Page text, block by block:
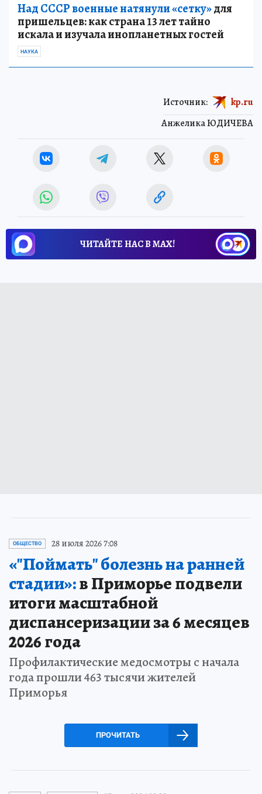
Над СССР военные натянули «сетку»для
пришельцев: как страна 13 лет тайно
искала и изучала инопланетных гостей
НАУКА
Анжелика ЮДИЧЕВА
Источник: kp.ru
ЧИТАЙТЕ НАС В МАХ!
ОБЩЕСТВО 28 июля 2026 7:08
«"Поймать" болезнь на ранней
стадии»:в Приморье подвели
итоги масштабной
диспансеризации за 6 месяцев
2026 года
Профилактические медосмотры с начала
года прошли 463 тысячи жителей
Приморья
ПРОЧИТАТЬ